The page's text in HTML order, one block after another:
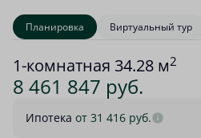
Планировка Виртуальный тур
1-комнатная 34.28 м2
8 461 847 руб.
Ипотека от 31 416 руб.